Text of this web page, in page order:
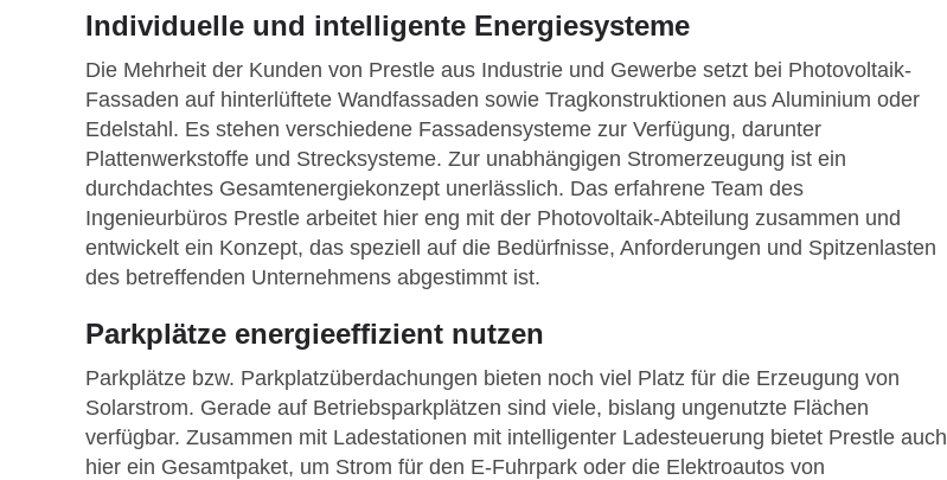
Individuelle und intelligente Energiesysteme
Die Mehrheit der Kunden von Prestle aus Industrie und Gewerbe setzt bei Photovoltaik-
Fassaden auf hinterlüftete Wandfassaden sowie Tragkonstruktionen aus Aluminium oder
Edelstahl. Es stehen verschiedene Fassadensysteme zur Verfügung, darunter
Plattenwerkstoffe und Strecksysteme. Zur unabhängigen Stromerzeugung ist ein
durchdachtes Gesamtenergiekonzept unerlässlich. Das erfahrene Team des
Ingenieurbüros Prestle arbeitet hier eng mit der Photovoltaik-Abteilung zusammen und
entwickelt ein Konzept, das speziell auf die Bedürfnisse, Anforderungen und Spitzenlasten
des betreffenden Unternehmens abgestimmt ist.
Parkplätze energieeffizient nutzen
Parkplätze bzw. Parkplatzüberdachungen bieten noch viel Platz für die Erzeugung von
Solarstrom. Gerade auf Betriebsparkplätzen sind viele, bislang ungenutzte Flächen
verfügbar. Zusammen mit Ladestationen mit intelligenter Ladesteuerung bietet Prestle auch
hier ein Gesamtpaket, um Strom für den E-Fuhrpark oder die Elektroautos von